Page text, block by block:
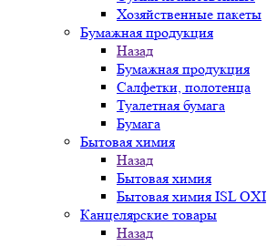
Хозяйственные пакеты
Бумажная продукция
Назад
Бумажная продукция
Салфетки, полотенца
Туалетная бумага
Бумага
Бытовая химия
Назад
Бытовая химия
Бытовая химия ISL OXI
Канцелярские товары
Назад